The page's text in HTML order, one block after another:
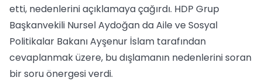
etti, nedenlerini açıklamaya çağırdı. HDP Grup
Başkanvekili Nursel Aydoğan da Aile ve Sosyal
Politikalar Bakanı Ayşenur İslam tarafından
cevaplanmak üzere, bu dışlamanın nedenlerini soran
bir soru önergesi verdi.